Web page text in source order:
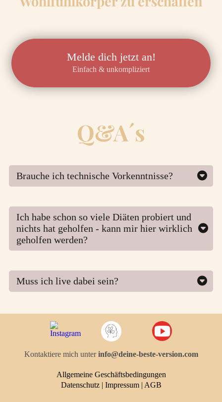
Melde dich jetzt an!
Einfach & unkompliziert
Q&A´s
Brauche ich technische Vorkenntnisse?
Nein, du brauchst nur einen Internet Zugang
Ich habe schon so viele Diäten probiert und
nichts hat geholfen - kann mir hier wirklich
geholfen werden?
Ja, denn wir betrachten nicht nur die Kalorien, sondern
Hormone, Darmgesundheit und Stoffwechsel - die wahren
Gründe,w arum bisherige Ansätze nicht funktioniert haben.
So finden wir gemeinsam die wahren Ursachen und lösen sie
Muss ich live dabei sein?
Es gibt keine Aufzeichnung.
Kontaktiere mich unterinfo@deine-beste-version.com
Allgemeine Geschäftsbedingungen
Datenschutz| Impressum| AGB